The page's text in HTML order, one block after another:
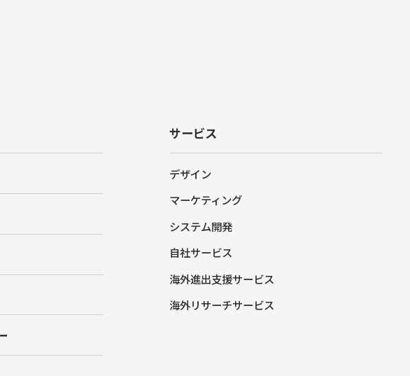
サービス
デザイン
マーケティング
システム開発
自社サービス
海外進出支援サービス
海外リサーチサービス